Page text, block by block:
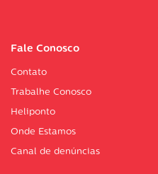
Fale Conosco
Contato
Trabalhe Conosco
Heliponto
Onde Estamos
Canal de denúncias